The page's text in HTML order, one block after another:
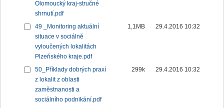
Olomoucký kraj-stručné
shrnutí.pdf
49 _Monitoring aktuální
situace v sociálně
vyloučených lokalitách
Plzeňského kraje.pdf
1,1MB 29.4.2016 10:32
50_Příklady dobrých praxí
z lokalit z oblasti
zaměstnanosti a
sociálního podnikání.pdf
299k 29.4.2016 10:32